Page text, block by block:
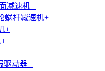
减速机+
蜗杆减速机+
+
+
驱动器+